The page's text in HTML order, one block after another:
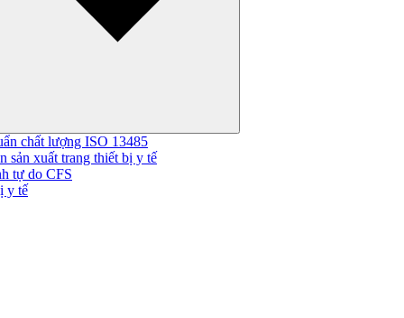
chất lượng ISO 13485
sản xuất trang thiết bị y tế
tự do CFS
y tế